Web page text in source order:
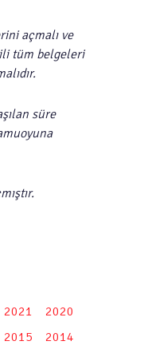
açmalı ve
tüm belgeleri
süre
2021
2020
2015
2014